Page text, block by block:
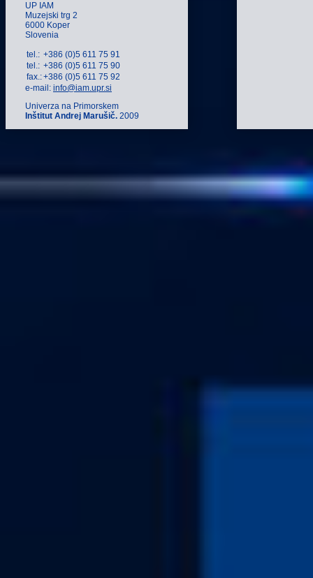
UP IAM
Muzejski trg 2
6000 Koper
Slovenia
tel.: +386 (0)5 611 75 91
tel.: +386 (0)5 611 75 90
fax.:+386 (0)5 611 75 92
e-mail: info@iam.upr.si
Univerza na Primorskem
Inštitut Andrej Marušič. 2009